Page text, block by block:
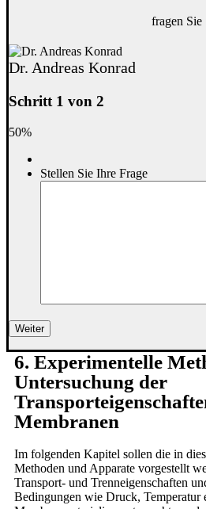
fragen Sie
Dr. Andreas Konrad
Schritt 1 von 2
50%
Stellen Sie Ihre Frage
6. Experimentelle
Untersuchung der
Membranen
Im folgenden Kapitel sollen die in
Methoden und Apparate vorgestellt
Transport- und Trenneigenschaften
Bedingungen wie Druck, Temperatur